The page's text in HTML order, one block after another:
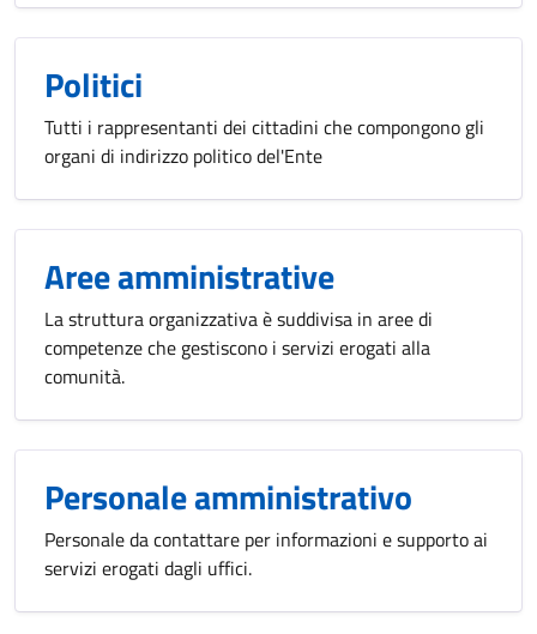
Politici
Tutti i rappresentanti dei cittadini che compongono gli
organi di indirizzo politico del'Ente
Aree amministrative
La struttura organizzativa è suddivisa in aree di
competenze che gestiscono i servizi erogati alla
comunità.
Personale amministrativo
Personale da contattare per informazioni e supporto ai
servizi erogati dagli uffici.